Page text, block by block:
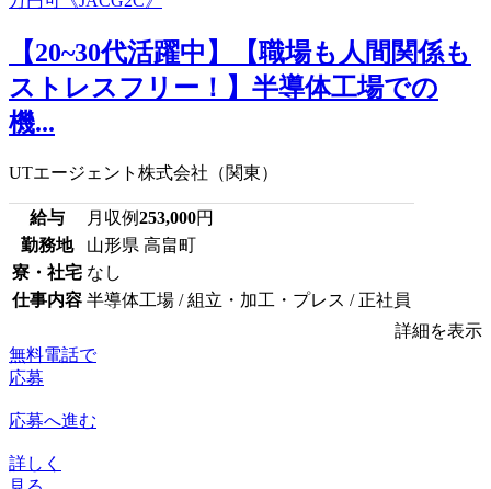
【20~30代活躍中】【職場も人間関係も
ストレスフリー！】半導体工場での
機...
UTエージェント株式会社（関東）
給与 月収例253,000円
勤務地
山形県 高畠町
寮・社宅 なし
仕事内容 半導体工場 / 組立・加工・プレス / 正社員
詳細を表示
無料電話で
応募
応募へ進む
詳しく